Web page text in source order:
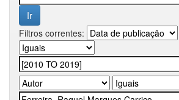
Filtros correntes: